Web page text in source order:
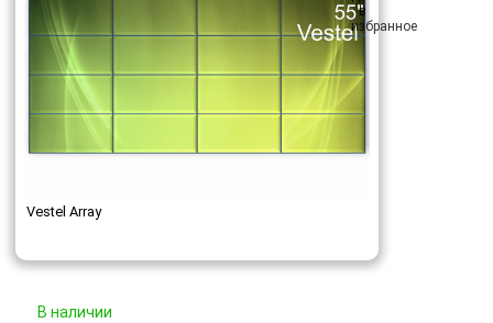
Vestel Array
В наличии